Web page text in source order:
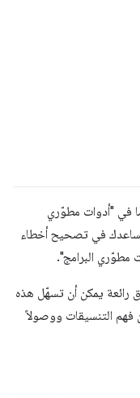
في "أدوات مطوّري
في تصحيح أخطاء
ما يمكن أن يفعله؟ إليك 5 طرق رائعة يمكن أن تسهّل هذه
فهم التنسيقات ووصولاً